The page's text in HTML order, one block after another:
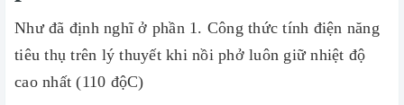
Như đã định nghĩ ở phần 1. Công thức tính điện năng
tiêu thụ trên lý thuyết khi nồi phở luôn giữ nhiệt độ
cao nhất (110 độC)